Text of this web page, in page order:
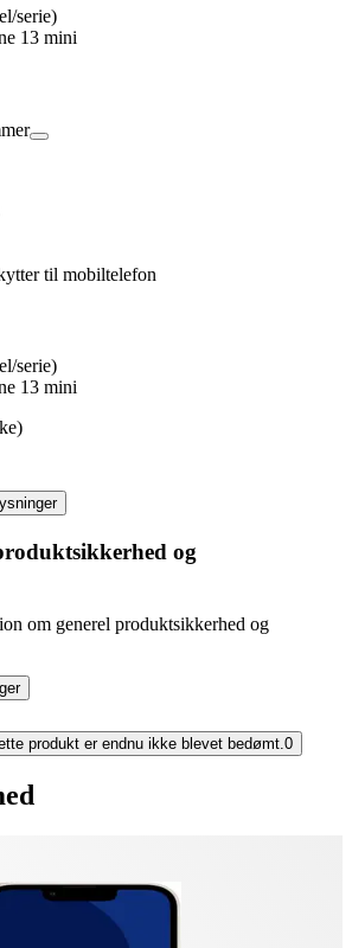
serie)
13 mini
til mobiltelefon
serie)
13 mini
og
om generel produktsikkerhed og
produkt er endnu ikke blevet bedømt. 0